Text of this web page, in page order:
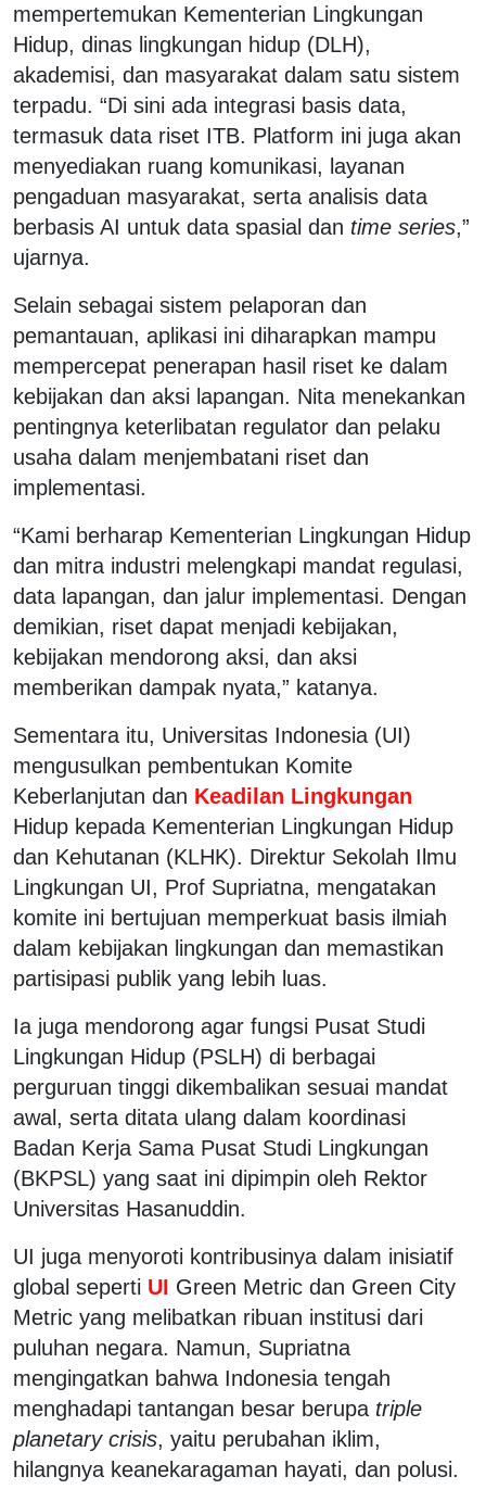
mempertemukan Kementerian Lingkungan
Hidup, dinas lingkungan hidup (DLH),
akademisi, dan masyarakat dalam satu sistem
terpadu. “Di sini ada integrasi basis data,
termasuk data riset ITB. Platform ini juga akan
menyediakan ruang komunikasi, layanan
pengaduan masyarakat, serta analisis data
berbasis AI untuk data spasial dan time series,”
ujarnya.
Selain sebagai sistem pelaporan dan
pemantauan, aplikasi ini diharapkan mampu
mempercepat penerapan hasil riset ke dalam
kebijakan dan aksi lapangan. Nita menekankan
pentingnya keterlibatan regulator dan pelaku
usaha dalam menjembatani riset dan
implementasi.
“Kami berharap Kementerian Lingkungan Hidup
dan mitra industri melengkapi mandat regulasi,
data lapangan, dan jalur implementasi. Dengan
demikian, riset dapat menjadi kebijakan,
kebijakan mendorong aksi, dan aksi
memberikan dampak nyata,” katanya.
Sementara itu, Universitas Indonesia (UI)
mengusulkan pembentukan Komite
Keberlanjutan dan Keadilan Lingkungan
Hidup kepada Kementerian Lingkungan Hidup
dan Kehutanan (KLHK). Direktur Sekolah Ilmu
Lingkungan UI, Prof Supriatna, mengatakan
komite ini bertujuan memperkuat basis ilmiah
dalam kebijakan lingkungan dan memastikan
partisipasi publik yang lebih luas.
Ia juga mendorong agar fungsi Pusat Studi
Lingkungan Hidup (PSLH) di berbagai
perguruan tinggi dikembalikan sesuai mandat
awal, serta ditata ulang dalam koordinasi
Badan Kerja Sama Pusat Studi Lingkungan
(BKPSL) yang saat ini dipimpin oleh Rektor
Universitas Hasanuddin.
UI juga menyoroti kontribusinya dalam inisiatif
global seperti UI Green Metric dan Green City
Metric yang melibatkan ribuan institusi dari
puluhan negara. Namun, Supriatna
mengingatkan bahwa Indonesia tengah
menghadapi tantangan besar berupa triple
planetary crisis, yaitu perubahan iklim,
hilangnya keanekaragaman hayati, dan polusi.